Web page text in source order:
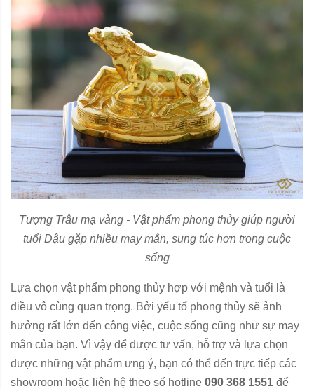
Tượng Trâu mạ vàng - Vật phẩm phong thủy giúp người
tuổi Dậu gặp nhiều may mắn, sung túc hơn trong cuộc
sống
Lựa chọn vật phẩm phong thủy hợp với mệnh và tuổi là
điều vô cùng quan trọng. Bởi yếu tố phong thủy sẽ ảnh
hưởng rất lớn đến công việc, cuộc sống cũng như sự may
mắn của bạn. Vì vậy để được tư vấn, hỗ trợ và lựa chọn
được những vật phẩm ưng ý, bạn có thể đến trực tiếp các
showroom hoặc liên hệ theo số hotline 090 368 1551 để